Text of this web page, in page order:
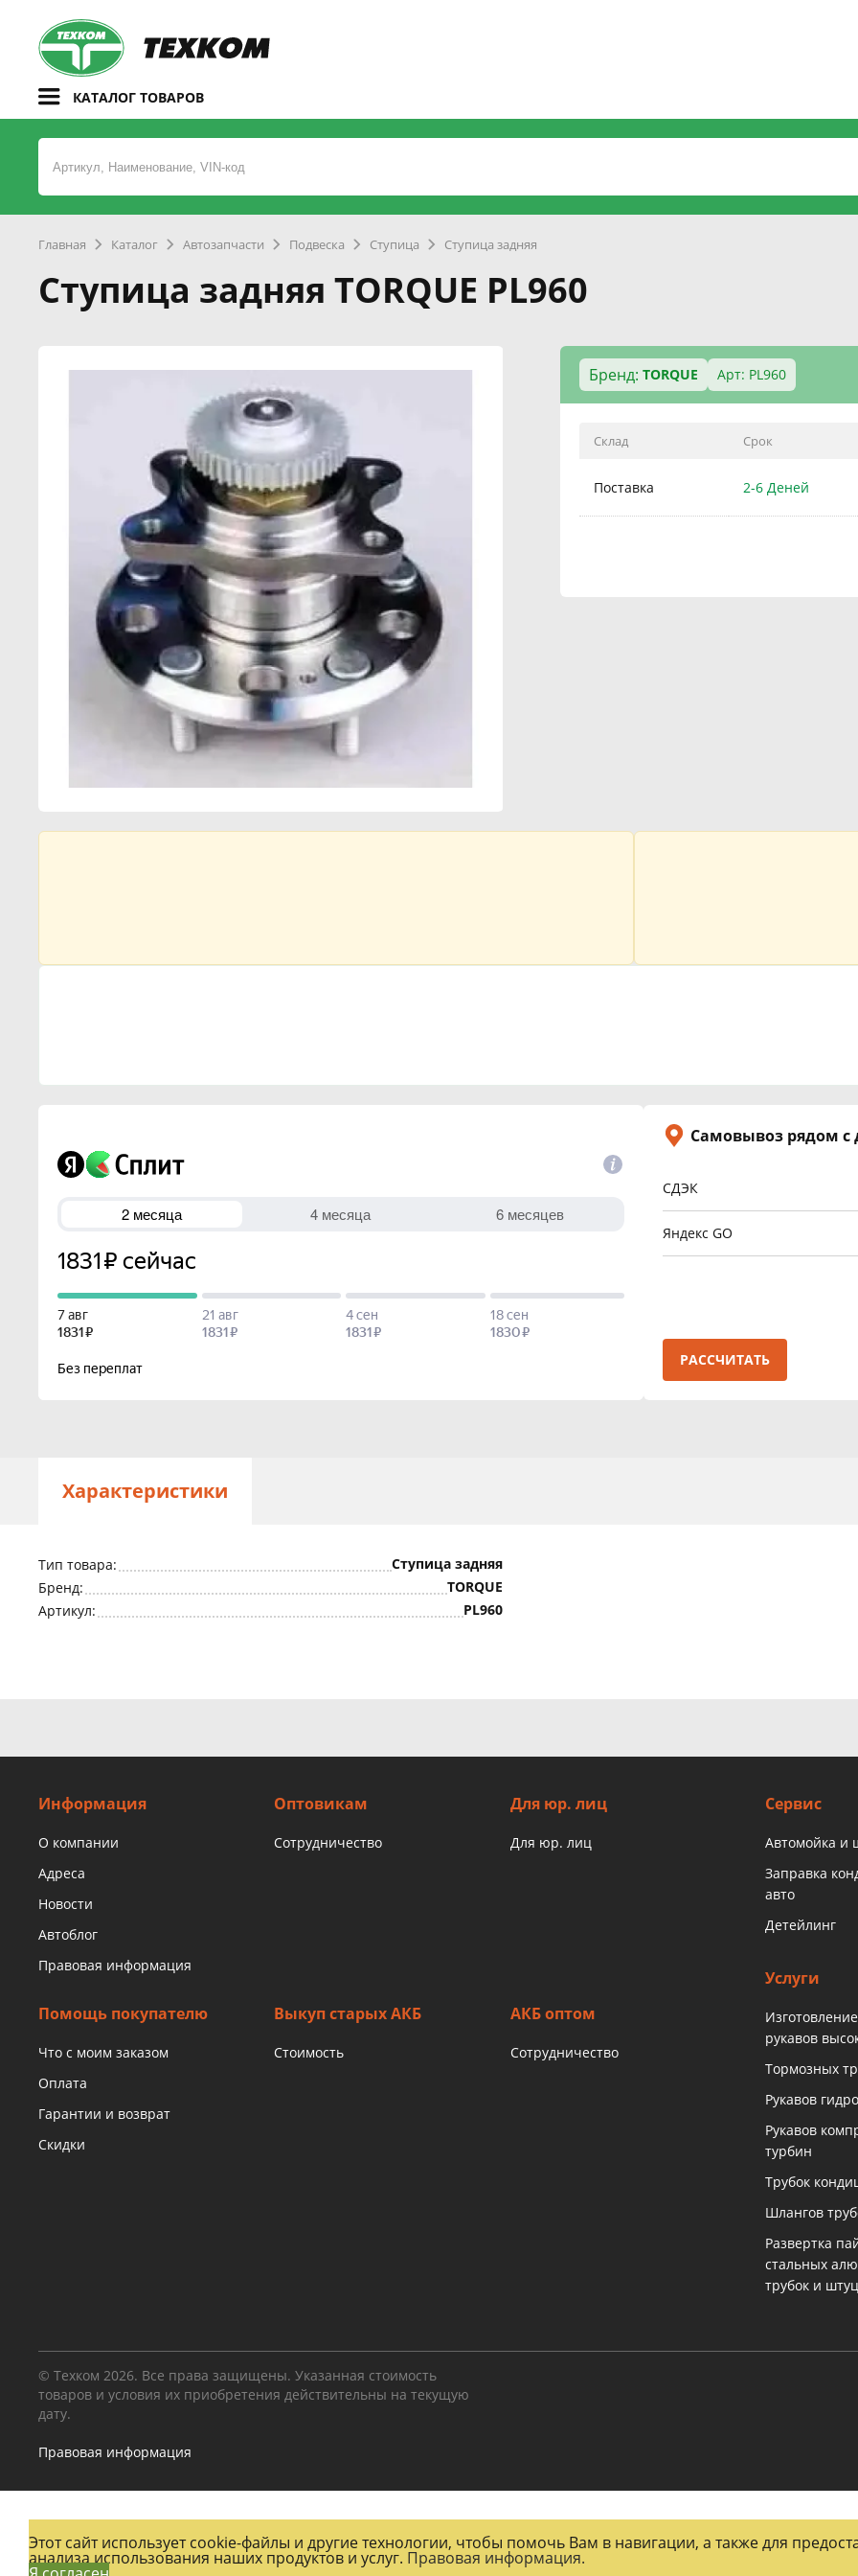
КАТАЛОГ ТОВАРОВ
Главная Каталог Автозапчасти Подвеска Ступица Ступица задняя
Ступица задняя TORQUE PL960
Бренд: TORQUE Арт: PL960
Склад Срок
Поставка 2-6 Деней
Самовывоз рядом
СДЭК
Яндекс GO
РАССЧИТАТЬ
Характеристики
Тип товара:
Ступица задняя
Бренд:
TORQUE
Артикул:
PL960
Информация
О компании
Адреса
Новости
Автоблог
Правовая информация
Оптовикам
Сотрудничество
Для юр. лиц
Для юр. лиц
Помощь покупателю
Что с моим заказом
Оплата
Гарантии и возврат
Скидки
Выкуп старых АКБ
Стоимость
АКБ оптом
Сотрудничество
Сервис
Автомойка и
Заправка
авто
Детейлинг
Услуги
рукавов
Тормозных
Рукавов
Рукавов
турбин
Трубок
Шлангов
Развертка
стальных
трубок и
© Техком 2026. Все права защищены. Указанная стоимость
товаров и условия их приобретения действительны на текущую
дату.
Правовая информация
Этот сайт использует cookie-файлы и другие технологии, чтобы помочь Вам в навигации, а также для
анализа использования наших продуктов и услуг. Правовая информация.